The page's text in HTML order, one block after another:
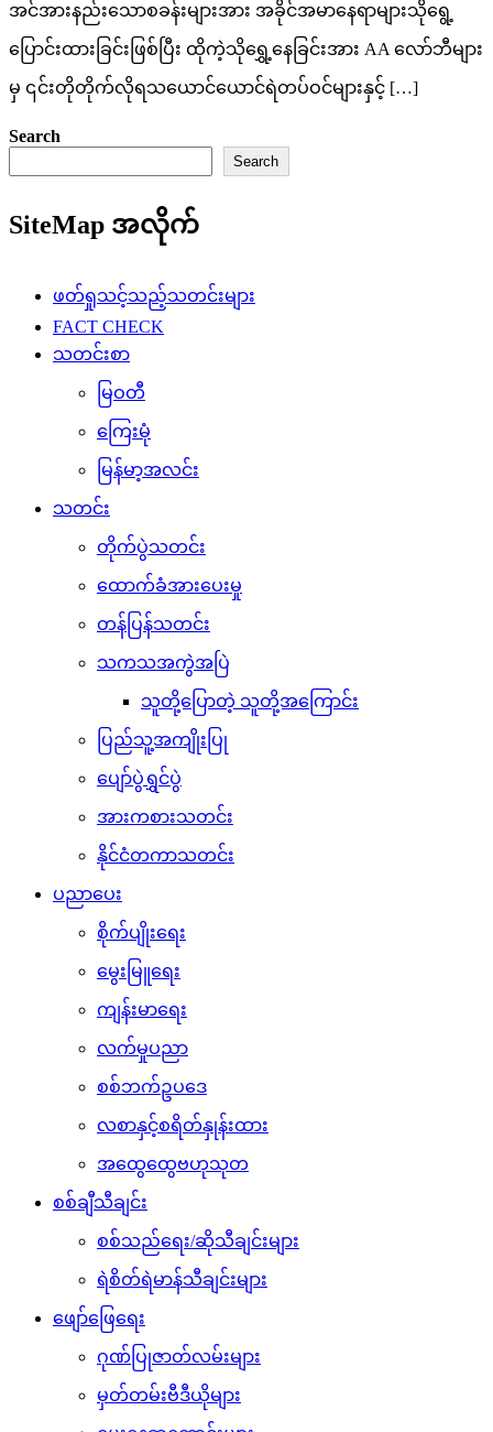
အင်အားနည်းသောစခန်းများအား အခိုင်အမာနေရာများသိုရွေ့
ပြောင်းထားခြင်းဖြစ်ပြီး ထိုကဲ့သိုရွှေ့နေခြင်းအား AA လော်ဘီများ
မှ ၎င်းတိုတိုက်လိုရသယောင်ယောင်ရဲတပ်ဝင်များနှင့် […]
Search
Search
SiteMap အလိုက်
ဖတ်ရှုသင့်သည့်သတင်းများ
FACT CHECK
သတင်းစာ
မြဝတီ
ကြေးမုံ
မြန်မာ့အလင်း
သတင်း
တိုက်ပွဲသတင်း
ထောက်ခံအားပေးမှု
တန်ပြန်သတင်း
သကသအကွဲအပြဲ
သူတို့ပြောတဲ့ သူတို့အကြောင်း
ပြည်သူ့အကျိုးပြု
ပျော်ပွဲရွှင်ပွဲ
အားကစားသတင်း
နိုင်ငံတကာသတင်း
ပညာပေး
စိုက်ပျိုးရေး
မွေးမြူရေး
ကျန်းမာရေး
လက်မှုပညာ
စစ်ဘက်ဥပဒေ
လစာနှင့်စရိတ်နှုန်းထား
အထွေထွေဗဟုသုတ
စစ်ချီသီချင်း
စစ်သည်ရေး/ဆိုသီချင်းများ
ရဲစိတ်ရဲမာန်သီချင်းများ
ဖျော်ဖြေရေး
ဂုဏ်ပြုဇာတ်လမ်းများ
မှတ်တမ်းဗီဒီယိုများ